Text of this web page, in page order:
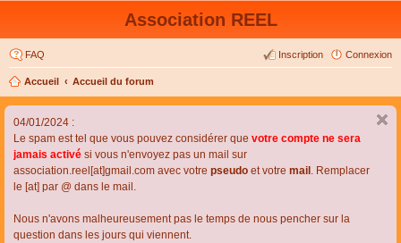
Association REEL
FAQ Connexion
Inscription
Accueil Accueil du forum
04/01/2024 :
Le spam est tel que vous pouvez considérer que votre compte ne sera
jamais activé si vous n'envoyez pas un mail sur
association.reel[at]gmail.com avec votre pseudo et votre mail . Remplacer
le [at] par @ dans le mail.
Nous n'avons malheureusement pas le temps de nous pencher sur la
question dans les jours qui viennent.